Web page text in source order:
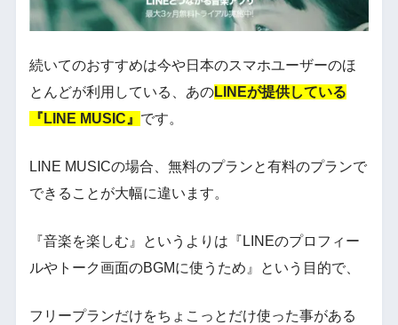
続いてのおすすめは今や日本のスマホユーザーのほ
とんどが利用している、あのLINEが提供している
『LINE MUSIC』 です。
LINE MUSICの場合、無料のプランと有料のプランで
できることが大幅に違います。
『音楽を楽しむ』というよりは『LINEのプロフィー
ルやトーク画面のBGMに使うため』という目的で、
フリープランだけをちょこっとだけ使った事がある